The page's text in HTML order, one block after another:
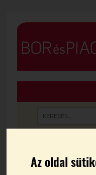
Az oldal
FŐOLDAL